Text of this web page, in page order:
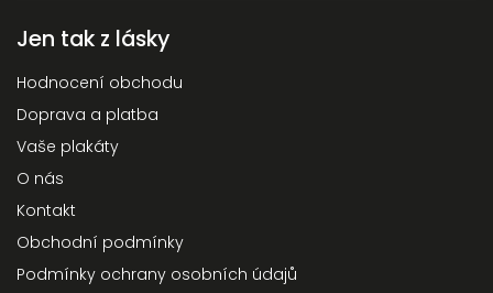
Jen tak z lásky
Hodnocení obchodu
Doprava a platba
Vaše plakáty
O nás
Kontakt
Obchodní podmínky
Podmínky ochrany osobních údajů